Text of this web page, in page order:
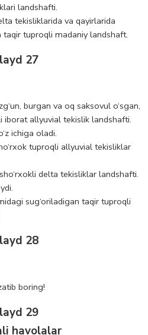
landshafti.
tekisliklarida va qayirlarida
tuproqli madaniy landshaft.
27
burgan va oq saksovul o‘sgan,
iborat allyuvial tekislik landshafti.
ichiga oladi.
tuproqli allyuvial tekisliklar
delta tekisliklar landshafti.
sug‘oriladigan taqir tuproqli
28
boring!
29
havolalar